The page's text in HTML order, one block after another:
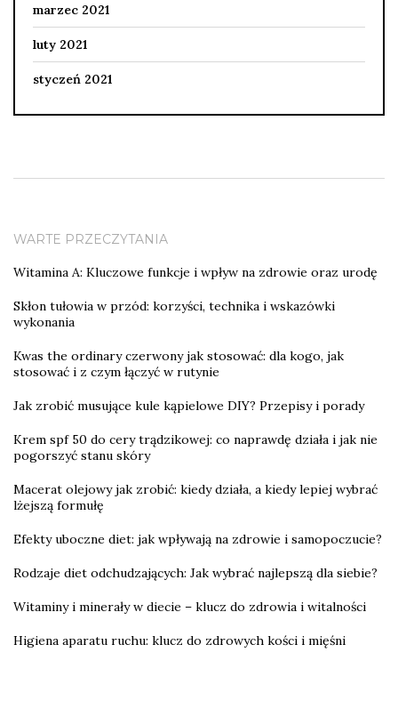
marzec 2021
luty 2021
styczeń 2021
WARTE PRZECZYTANIA
Witamina A: Kluczowe funkcje i wpływ na zdrowie oraz urodę
Skłon tułowia w przód: korzyści, technika i wskazówki
wykonania
Kwas the ordinary czerwony jak stosować: dla kogo, jak
stosować i z czym łączyć w rutynie
Jak zrobić musujące kule kąpielowe DIY? Przepisy i porady
Krem spf 50 do cery trądzikowej: co naprawdę działa i jak nie
pogorszyć stanu skóry
Macerat olejowy jak zrobić: kiedy działa, a kiedy lepiej wybrać
lżejszą formułę
Efekty uboczne diet: jak wpływają na zdrowie i samopoczucie?
Rodzaje diet odchudzających: Jak wybrać najlepszą dla siebie?
Witaminy i minerały w diecie – klucz do zdrowia i witalności
Higiena aparatu ruchu: klucz do zdrowych kości i mięśni